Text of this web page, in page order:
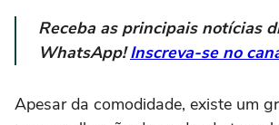
Receba as principais notícias
WhatsApp!Inscreva-se no
Apesar da comodidade, existe um